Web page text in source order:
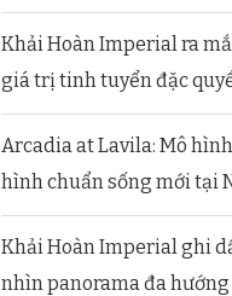
Khải Hoàn Imperial ra
giá trị tinh tuyển đặc
Arcadia at Lavila: Mô
hình chuẩn sống mới tại
Khải Hoàn Imperial ghi
nhìn panorama đa hướng